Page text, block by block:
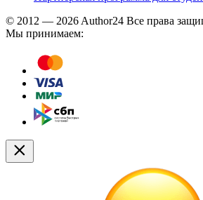
© 2012 — 2026 Author24 Все права
Мы принимаем: